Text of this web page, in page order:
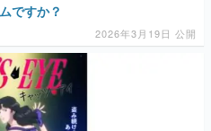
ですか？
2026年3月19日 公開